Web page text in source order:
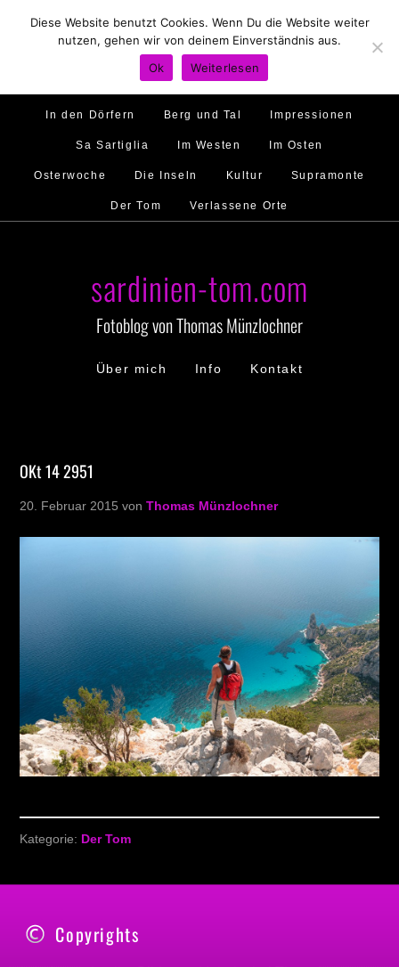
Hirtenland Traumstrände Feste feiern
Golfo di Orosei Im Norden
Murales Ambiente
In den Dörfern Berg und Tal Impressionen
Sa Sartiglia Im Westen Im Osten
Osterwoche Die Inseln Kultur Supramonte
Der Tom Verlassene Orte
sardinien-tom.com
Fotoblog von Thomas Münzlochner
Über mich Info Kontakt
OKt 14 2951
20. Februar 2015 vonThomas Münzlochner
Kategorie: Der Tom
Copyrights
Diese Website benutzt Cookies. Wenn Du die Website weiter
nutzen, gehen wir von deinem Einverständnis aus.
Ok
Weiterlesen